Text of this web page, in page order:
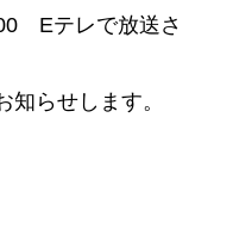
Eテレで放送さ
知らせします。